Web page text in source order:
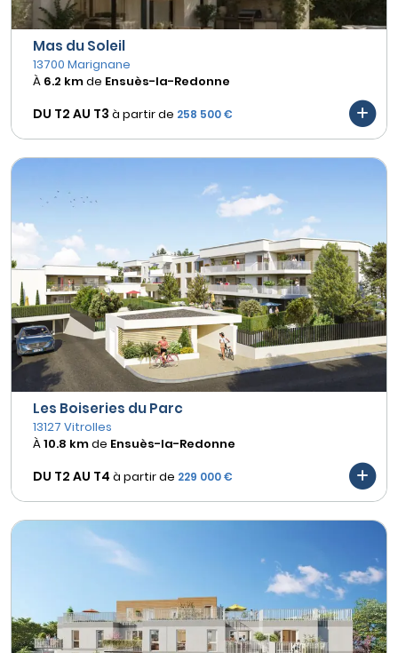
Mas du Soleil
13700 Marignane
À 6.2 kmde Ensuès-la-Redonne
DU T2 AU T3 à partir de 258 500 €
Les Boiseries du Parc
13127 Vitrolles
À10.8 kmde Ensuès-la-Redonne
DU T2 AU T4 à partir de 229 000 €